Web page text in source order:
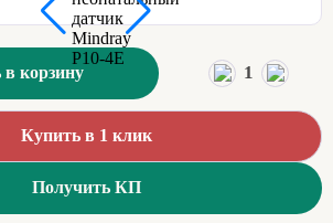
в корзину 1
Купить в 1 клик
Получить КП